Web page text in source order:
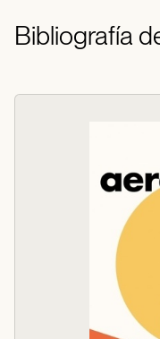
Bibliografía